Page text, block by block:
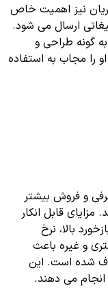
نیز اهمیت خاص
ارسال می شود.
گونه طراحی و
را مجاب به استفاده
و فروش بیشتر
مزایای قابل انکار
بالا، نرخ
مشتری و غیره باعث
شده است. این
انجام می دهند.